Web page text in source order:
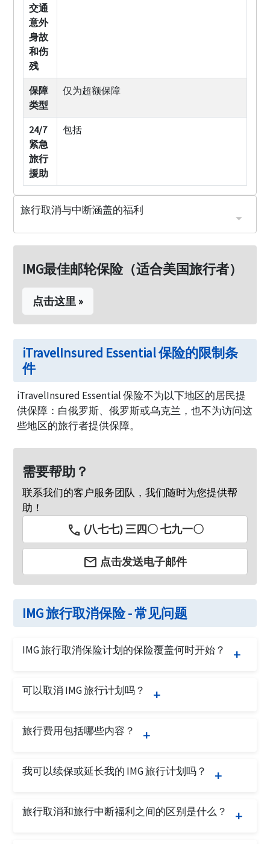
交通
意外
身故
和伤
残
保障
类型
仅为超额保障
24/7
紧急
旅行
援助
包括
旅行取消与中断涵盖的福利
IMG最佳邮轮保险（适合美国旅行者）
点击这里 »
iTravelInsured Essential 保险的限制条
件
iTravelInsured Essential 保险不为以下地区的居民提
供保障：白俄罗斯、俄罗斯或乌克兰，也不为访问这
些地区的旅行者提供保障。
需要帮助？
联系我们的客户服务团队，我们随时为您提供帮
助！
call (八七七) 三四〇 七九一〇
email 点击发送电子邮件
IMG 旅行取消保险 - 常见问题
IMG 旅行取消保险计划的保险覆盖何时开始？
行取消保险计划将覆盖旅行者在出发日期之前的旅
可以取消 IMG 旅行计划吗？
在旅行开始之前提出取消请求
旅行费用包括哪些内容？
用、邮轮费用、酒店预订费用……如果发生计划外
取消计划覆盖。
我可以续保或延长我的 IMG 旅行计划吗？
旅行取消和旅行中断福利之间的区别是什么？